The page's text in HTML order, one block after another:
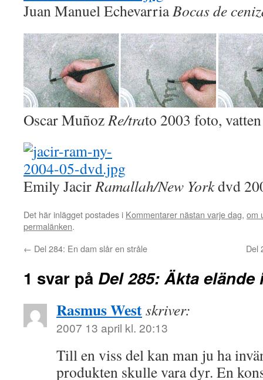
Juan Manuel EchevarriaBocas de
Oscar MuñozRe/trato 2003 foto,
Emily JacirRamallah/New Yorkdvd
Det här inlägget postades i Kommentarer nästan varje dag, om
permalänken.
← Del 284: En dam slår en stråle Del
1 svar på Del 285: Äkta
Rasmus Westskriver:
2007 13 april kl. 20:13
Till en viss del kan man ju ha
produkten skulle vara dyr. En